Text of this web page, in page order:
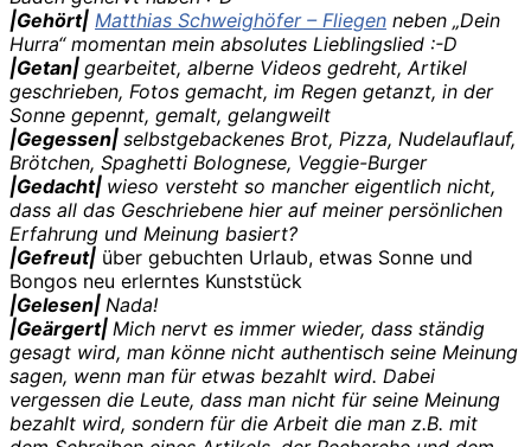
|Gehört| Matthias Schweighöfer – Fliegen neben „Dein
Hurra“ momentan mein absolutes Lieblingslied :-D
|Getan| gearbeitet, alberne Videos gedreht, Artikel
geschrieben, Fotos gemacht, im Regen getanzt, in der
Sonne gepennt, gemalt, gelangweilt
|Gegessen| selbstgebackenes Brot, Pizza, Nudelauflauf,
Brötchen, Spaghetti Bolognese, Veggie-Burger
|Gedacht| wieso versteht so mancher eigentlich nicht,
dass all das Geschriebene hier auf meiner persönlichen
Erfahrung und Meinung basiert?
|Gefreut| über gebuchten Urlaub, etwas Sonne und
Bongos neu erlerntes Kunststück
|Gelesen| Nada!
|Geärgert| Mich nervt es immer wieder, dass ständig
gesagt wird, man könne nicht authentisch seine Meinung
sagen, wenn man für etwas bezahlt wird. Dabei
vergessen die Leute, dass man nicht für seine Meinung
bezahlt wird, sondern für die Arbeit die man z.B. mit